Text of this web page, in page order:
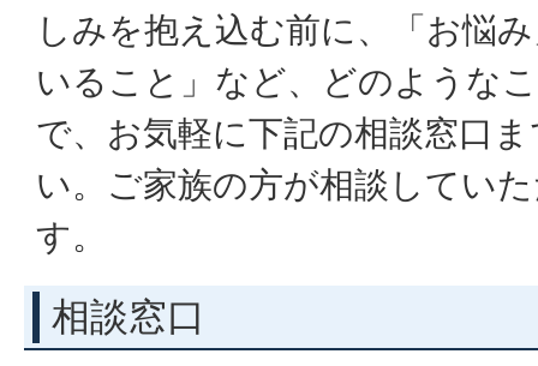
しみを抱え込む前に、「お悩
いること」など、どのような
で、お気軽に下記の相談窓口
い。ご家族の方が相談してい
す。
相談窓口